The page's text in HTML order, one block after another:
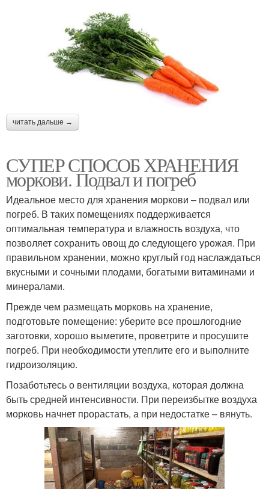
читать дальше →
СУПЕР СПОСОБ ХРАНЕНИЯ
моркови. Подвал и погреб
Идеальное место для хранения моркови – подвал или
погреб. В таких помещениях поддерживается
оптимальная температура и влажность воздуха, что
позволяет сохранить овощ до следующего урожая. При
правильном хранении, можно круглый год наслаждаться
вкусными и сочными плодами, богатыми витаминами и
минералами.
Прежде чем размещать морковь на хранение,
подготовьте помещение: уберите все прошлогодние
заготовки, хорошо выметите, проветрите и просушите
погреб. При необходимости утеплите его и выполните
гидроизоляцию.
Позаботьтесь о вентиляции воздуха, которая должна
быть средней интенсивности. При переизбытке воздуха
морковь начнет прорастать, а при недостатке – вянуть.